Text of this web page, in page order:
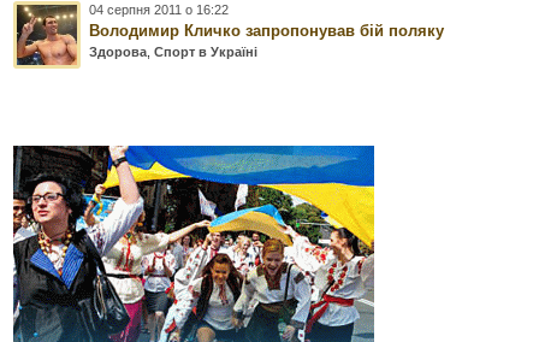
04 серпня 2011 о 16:22
Володимир Кличко запропонував бій поляку
Здорова ,Спорт в Україні